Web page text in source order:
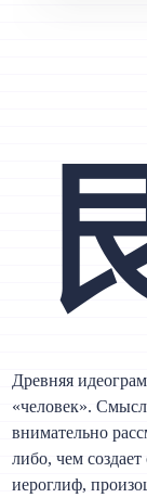
Древняя
«человек».
внимательно
либо, чем
иероглиф,